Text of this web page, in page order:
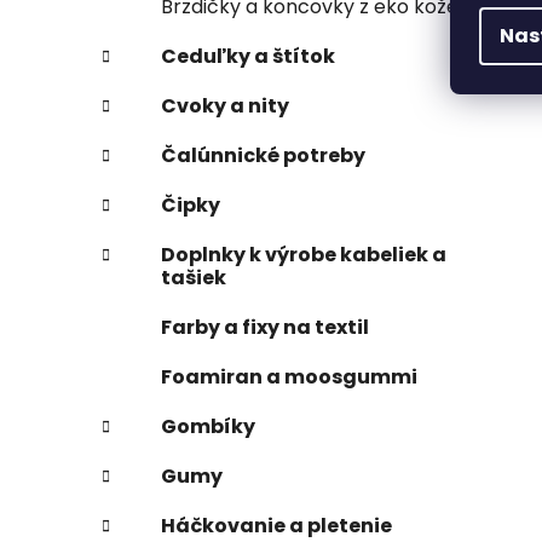
Brzdičky a koncovky z eko kože
Ceduľky a štítok
Cvoky a nity
Čalúnnické potreby
Čipky
Doplnky k výrobe kabeliek a
tašiek
Farby a fixy na textil
Foamiran a moosgummi
Gombíky
Gumy
Háčkovanie a pletenie